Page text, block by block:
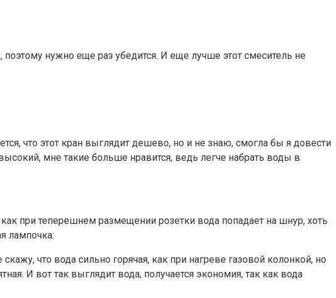
нужно еще раз убедится. И еще лучше этот смеситель не
что этот кран выглядит дешево, но и не знаю, смогла бы я довести
мне такие больше нравится, ведь легче набрать воды в
при теперешнем размещении розетки вода попадает на шнур, хоть
лампочка:
что вода сильно горячая, как при нагреве газовой колонкой, но
И вот так выглядит вода, получается экономия, так как вода